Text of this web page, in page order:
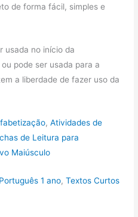
de forma fácil, simples e
usada no início da
pode ser usada para a
a liberdade de fazer uso da
,Atividades de
de Leitura para
Maiúsculo
1 ano,Textos Curtos